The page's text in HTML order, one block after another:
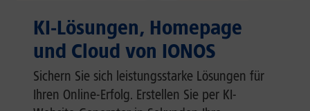
KI-Lösungen, Homepage
und Cloud von IONOS
Sichern Sie sich leistungsstarke Lösungen für
Ihren Online-Erfolg. Erstellen Sie per KI-